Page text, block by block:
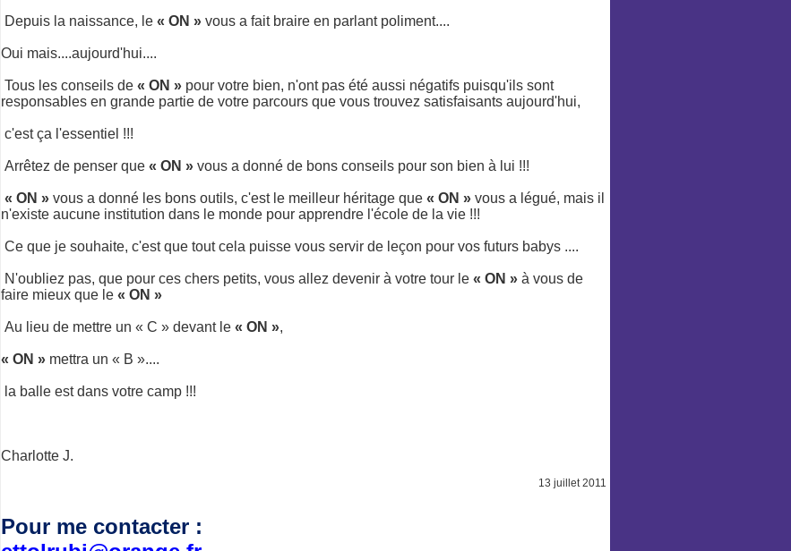
Depuis la naissance, le « ON » vous a fait braire en parlant poliment....
Oui mais....aujourd'hui....
Tous les conseils de « ON » pour votre bien, n'ont pas été aussi négatifs puisqu'ils sont
responsables en grande partie de votre parcours que vous trouvez satisfaisants aujourd'hui,
c'est ça l'essentiel !!!
Arrêtez de penser que « ON » vous a donné de bons conseils pour son bien à lui !!!
« ON » vous a donné les bons outils, c'est le meilleur héritage que « ON » vous a légué, mais il
n'existe aucune institution dans le monde pour apprendre l'école de la vie !!!
Ce que je souhaite, c'est que tout cela puisse vous servir de leçon pour vos futurs babys ....
N'oubliez pas, que pour ces chers petits, vous allez devenir à votre tour le « ON » à vous de
faire mieux que le « ON »
Au lieu de mettre un « C » devant le « ON »,
« ON » mettra un « B »....
la balle est dans votre camp !!!
Charlotte J.
13 juillet 2011
Pour me contacter :